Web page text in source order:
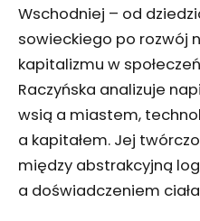
Wschodniej – od
sowieckiego po rozwój
kapitalizmu w
Raczyńska analizuje
wsią a miastem,
a kapitałem. Jej
między abstrakcyjną
a doświadczeniem